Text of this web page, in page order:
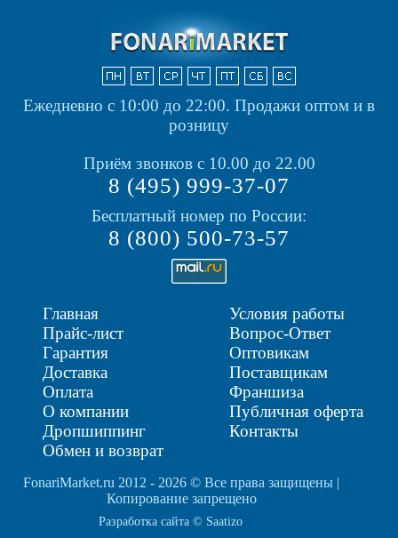
Ежедневно с 10:00 до 22:00. Продажи оптом и в
розницу
Приём звонков с 10.00 до 22.00
8 (495) 999-37-07
Бесплатный номер по России:
8 (800) 500-73-57
Главная
Прайс-лист
Гарантия
Доставка
Оплата
О компании
Дропшиппинг
Обмен и возврат
Условия работы
Вопрос-Ответ
Оптовикам
Поставщикам
Франшиза
Публичная оферта
Контакты
FonariMarket.ru 2012 - 2026 © Все права защищены |
Копирование запрещено
Разработка сайта © Saatizo